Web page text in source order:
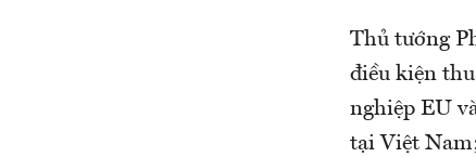
Thủ tướng
điều kiện
nghiệp EU
tại Việt